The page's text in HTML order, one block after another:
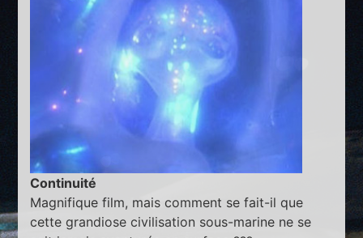
Continuité
Magnifique film, mais comment se fait-il que
cette grandiose civilisation sous-marine ne se